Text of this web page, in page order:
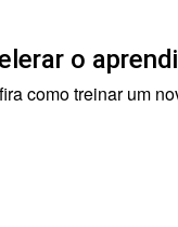
o
como treinar um